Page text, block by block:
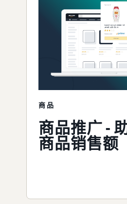
商品
商品推广 -
商品销售额